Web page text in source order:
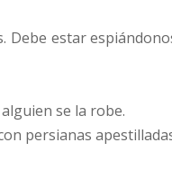
estar
se la robe.
persianas